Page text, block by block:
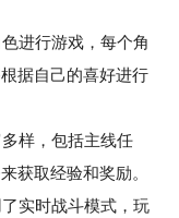
进行游戏，每个角
据自己的喜好进行
样，包括主线任
获取经验和奖励。
实时战斗模式，玩